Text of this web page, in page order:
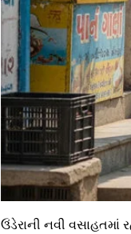
ઉંડેરાની નવી વસાહતમાં